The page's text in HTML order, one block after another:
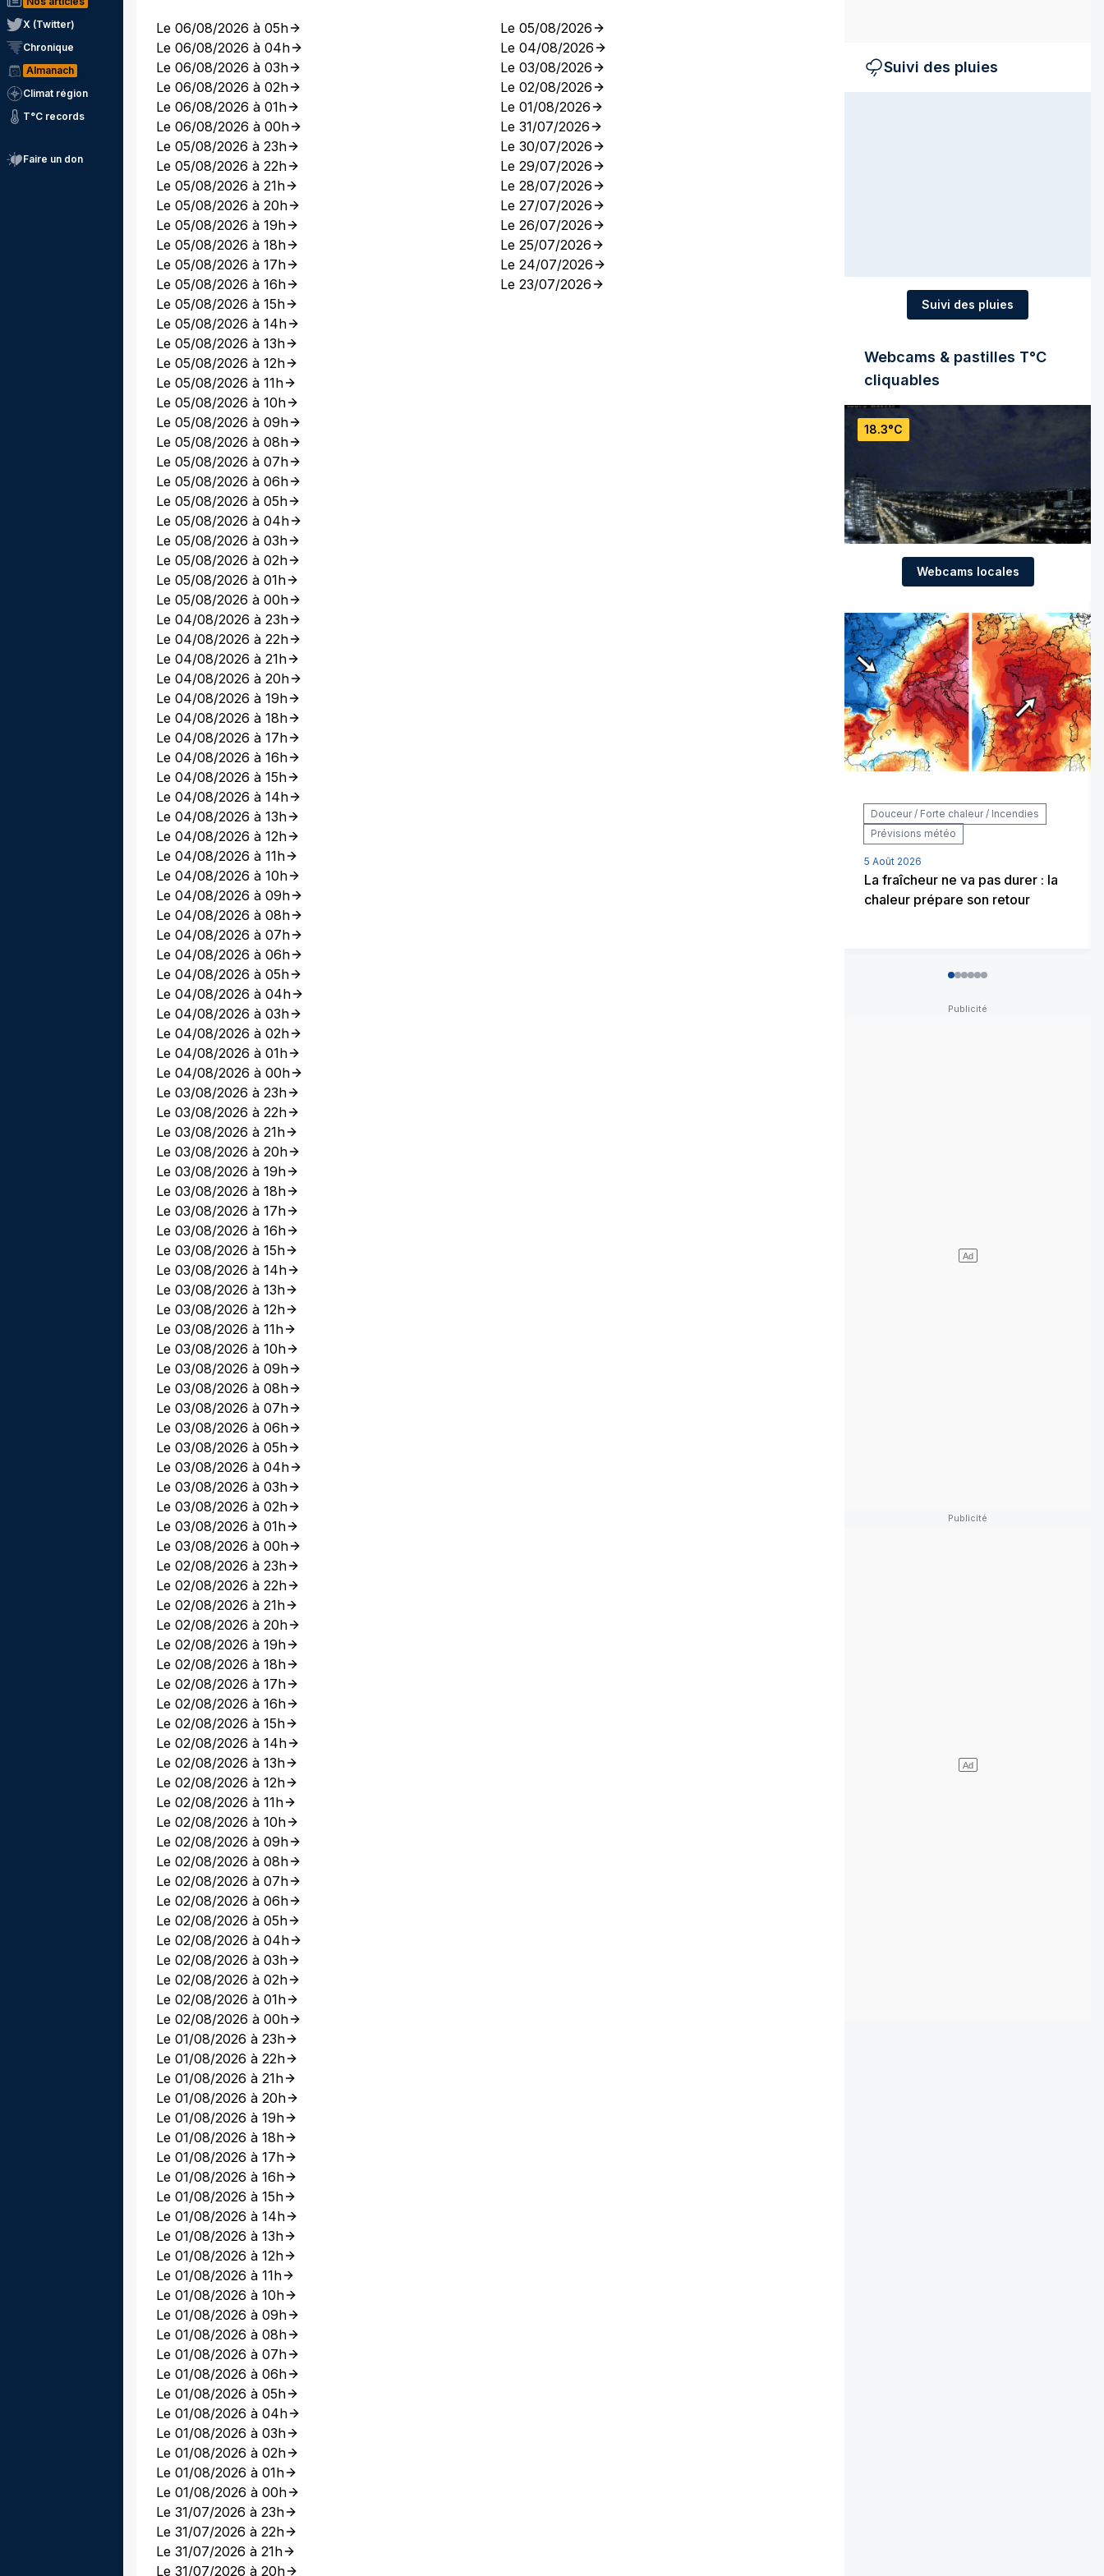
X (Twitter)
Chronique
Almanach
Climat région
T°C records
Faire un don
Le 06/08/2026 à 05h
Le 06/08/2026 à 04h
Le 06/08/2026 à 03h
Le 06/08/2026 à 02h
Le 06/08/2026 à 01h
Le 06/08/2026 à 00h
Le 05/08/2026 à 23h
Le 05/08/2026 à 22h
Le 05/08/2026 à 21h
Le 05/08/2026 à 20h
Le 05/08/2026 à 19h
Le 05/08/2026 à 18h
Le 05/08/2026 à 17h
Le 05/08/2026 à 16h
Le 05/08/2026 à 15h
Le 05/08/2026 à 14h
Le 05/08/2026 à 13h
Le 05/08/2026 à 12h
Le 05/08/2026 à 11h
Le 05/08/2026 à 10h
Le 05/08/2026 à 09h
Le 05/08/2026 à 08h
Le 05/08/2026 à 07h
Le 05/08/2026 à 06h
Le 05/08/2026 à 05h
Le 05/08/2026 à 04h
Le 05/08/2026 à 03h
Le 05/08/2026 à 02h
Le 05/08/2026 à 01h
Le 05/08/2026 à 00h
Le 04/08/2026 à 23h
Le 04/08/2026 à 22h
Le 04/08/2026 à 21h
Le 04/08/2026 à 20h
Le 04/08/2026 à 19h
Le 04/08/2026 à 18h
Le 04/08/2026 à 17h
Le 04/08/2026 à 16h
Le 04/08/2026 à 15h
Le 04/08/2026 à 14h
Le 04/08/2026 à 13h
Le 04/08/2026 à 12h
Le 04/08/2026 à 11h
Le 04/08/2026 à 10h
Le 04/08/2026 à 09h
Le 04/08/2026 à 08h
Le 04/08/2026 à 07h
Le 04/08/2026 à 06h
Le 04/08/2026 à 05h
Le 04/08/2026 à 04h
Le 04/08/2026 à 03h
Le 04/08/2026 à 02h
Le 04/08/2026 à 01h
Le 04/08/2026 à 00h
Le 03/08/2026 à 23h
Le 03/08/2026 à 22h
Le 03/08/2026 à 21h
Le 03/08/2026 à 20h
Le 03/08/2026 à 19h
Le 03/08/2026 à 18h
Le 03/08/2026 à 17h
Le 03/08/2026 à 16h
Le 03/08/2026 à 15h
Le 03/08/2026 à 14h
Le 03/08/2026 à 13h
Le 03/08/2026 à 12h
Le 03/08/2026 à 11h
Le 03/08/2026 à 10h
Le 03/08/2026 à 09h
Le 03/08/2026 à 08h
Le 03/08/2026 à 07h
Le 03/08/2026 à 06h
Le 03/08/2026 à 05h
Le 03/08/2026 à 04h
Le 03/08/2026 à 03h
Le 03/08/2026 à 02h
Le 03/08/2026 à 01h
Le 03/08/2026 à 00h
Le 02/08/2026 à 23h
Le 02/08/2026 à 22h
Le 02/08/2026 à 21h
Le 02/08/2026 à 20h
Le 02/08/2026 à 19h
Le 02/08/2026 à 18h
Le 02/08/2026 à 17h
Le 02/08/2026 à 16h
Le 02/08/2026 à 15h
Le 02/08/2026 à 14h
Le 02/08/2026 à 13h
Le 02/08/2026 à 12h
Le 02/08/2026 à 11h
Le 02/08/2026 à 10h
Le 02/08/2026 à 09h
Le 02/08/2026 à 08h
Le 02/08/2026 à 07h
Le 02/08/2026 à 06h
Le 02/08/2026 à 05h
Le 02/08/2026 à 04h
Le 02/08/2026 à 03h
Le 02/08/2026 à 02h
Le 02/08/2026 à 01h
Le 02/08/2026 à 00h
Le 01/08/2026 à 23h
Le 01/08/2026 à 22h
Le 01/08/2026 à 21h
Le 01/08/2026 à 20h
Le 01/08/2026 à 19h
Le 01/08/2026 à 18h
Le 01/08/2026 à 17h
Le 01/08/2026 à 16h
Le 01/08/2026 à 15h
Le 01/08/2026 à 14h
Le 01/08/2026 à 13h
Le 01/08/2026 à 12h
Le 01/08/2026 à 11h
Le 01/08/2026 à 10h
Le 01/08/2026 à 09h
Le 01/08/2026 à 08h
Le 01/08/2026 à 07h
Le 01/08/2026 à 06h
Le 01/08/2026 à 05h
Le 01/08/2026 à 04h
Le 01/08/2026 à 03h
Le 01/08/2026 à 02h
Le 01/08/2026 à 01h
Le 01/08/2026 à 00h
Le 31/07/2026 à 23h
Le 31/07/2026 à 22h
Le 31/07/2026 à 21h
Le 31/07/2026 à 20h
Le 05/08/2026
Le 04/08/2026
Le 03/08/2026
Le 02/08/2026
Le 01/08/2026
Le 31/07/2026
Le 30/07/2026
Le 29/07/2026
Le 28/07/2026
Le 27/07/2026
Le 26/07/2026
Le 25/07/2026
Le 24/07/2026
Le 23/07/2026
Suivi des pluies
Suivi des pluies
Webcams & pastilles T°C
cliquables
18.3°C
Webcams locales
Douceur / Forte chaleur / Incendies
Prévisions météo
5 Août 2026
La fraîcheur ne va pas durer : la
chaleur prépare son retour
012345